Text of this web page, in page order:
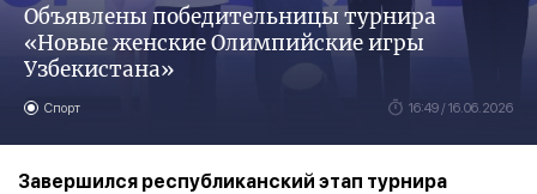
Объявлены победительницы турнира
«Новые женские Олимпийские игры
Узбекистана»
Спорт 16:49 / 16.06.2026
Завершился республиканский этап турнира